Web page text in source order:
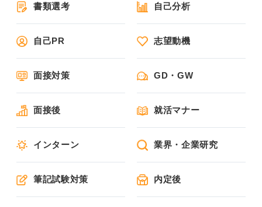
書類選考 自己分析
自己PR 志望動機
面接対策 GD・GW
面接後 就活マナー
インターン 業界・企業研究
筆記試験対策 内定後